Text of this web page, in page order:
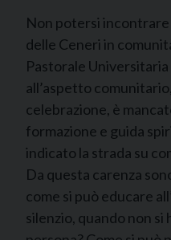
Non potersi
delle Ceneri in
Pastorale
all’aspetto
celebrazione, è
formazione e guida
indicato la strada su
Da questa carenza
come si può educare
silenzio, quando non si